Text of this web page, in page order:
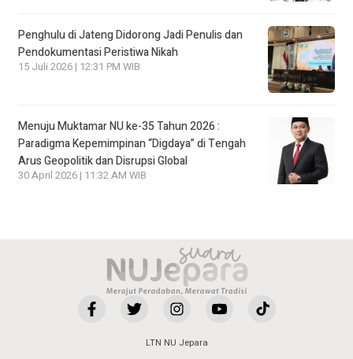
Penghulu di Jateng Didorong Jadi Penulis dan
Pendokumentasi Peristiwa Nikah
15 Juli 2026 | 12:31 PM WIB
Menuju Muktamar NU ke-35 Tahun 2026 :
Paradigma Kepemimpinan “Digdaya” di Tengah
Arus Geopolitik dan Disrupsi Global
30 April 2026 | 11:32 AM WIB
LTN NU Jepara